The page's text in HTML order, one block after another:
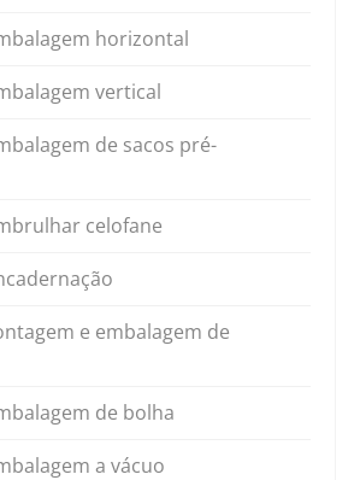
horizontal
vertical
de sacos pré-
celofane
e embalagem de
de bolha
a vácuo